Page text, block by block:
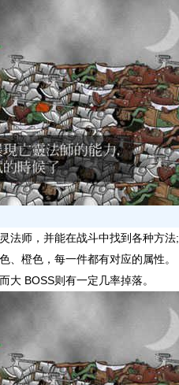
法师，并能在战斗中找到各种方法;
、橙色，每一件都有对应的属性。
大 BOSS则有一定几率掉落。